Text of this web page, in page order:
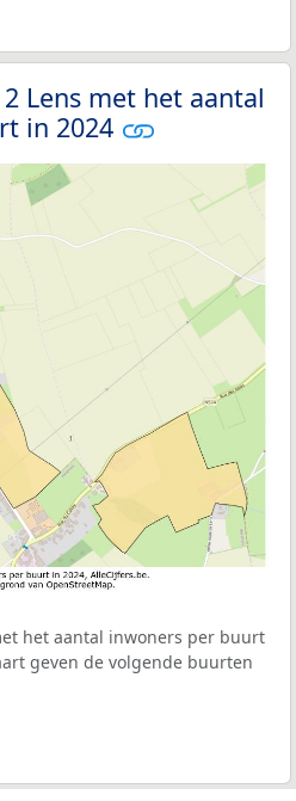
Lens met het aantal
in 2024
het aantal inwoners per buurt
geven de volgende buurten